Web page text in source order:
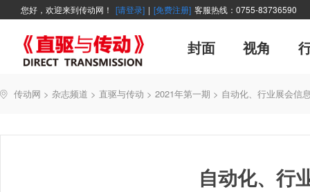
您好，欢迎来到传动网！ [请登录] | [免费注册] 客服热线：0755-83736590
封面
广告
视角
厂商采访
企业活动 展会报道
能效碳索
每月专辑 聚焦 网站
精品 新品
世界方案 控制系统
技术文章
资讯在线 展会信息
直驱与传动
新年寄语 伺服论坛
传动网 > 杂志频道 > 直驱与传动 > 2021年第一期 > 自动化、行业展会信
自动化、行